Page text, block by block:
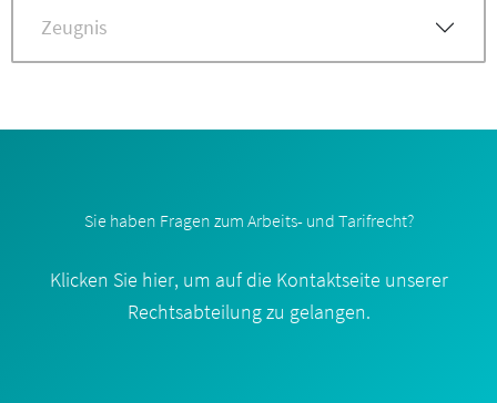
Zeugnis
Sie haben Fragen zum Arbeits- und Tarifrecht?
Klicken Sie hier, um auf die Kontaktseite unserer
Rechtsabteilung zu gelangen.